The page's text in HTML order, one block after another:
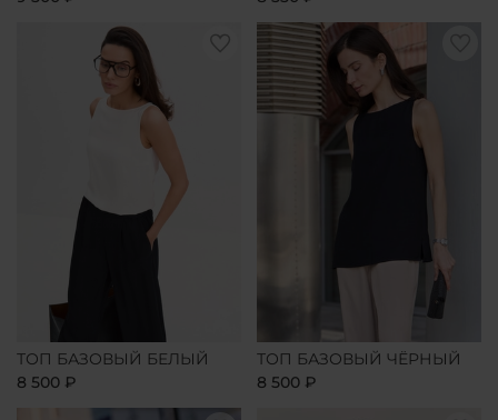
ТОП БАЗОВЫЙ БЕЛЫЙ
8 500 ₽
ТОП БАЗОВЫЙ ЧЁРНЫЙ
8 500 ₽